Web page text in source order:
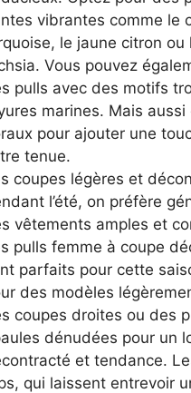
vibrantes comme le
le jaune citron ou
Vous pouvez
pulls avec des motifs
marines. Mais
pour ajouter une
tenue.
coupes légères et
l’été, on préfère
vêtements amples et
pulls femme à coupe
parfaits pour cette
des modèles
coupes droites ou des
dénudées pour un
et tendance.
qui laissent entrevoir